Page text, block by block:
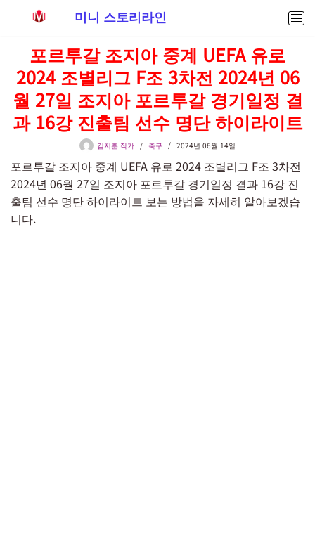
츠
로
건
너
기
미니 스토리라인
포르투갈 조지아 중계 UEFA 유로
2024 조별리그 F조 3차전 2024년 06
월 27일 조지아 포르투갈 경기일정 결
과 16강 진출팀 선수 명단 하이라이트
김지훈 작가 축구 2024년 06월 14일
포르투갈 조지아 중계 UEFA 유로 2024 조별리그 F조 3차전
2024년 06월 27일 조지아 포르투갈 경기일정 결과 16강 진
출팀 선수 명단 하이라이트 보는 방법을 자세히 알아보겠습
니다.